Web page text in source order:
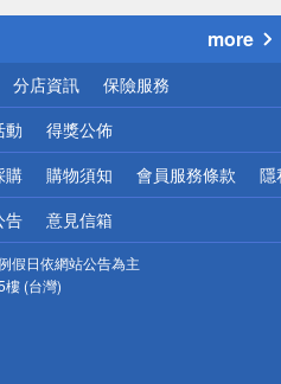
心！
more
分店資訊 保險服務
動 得獎公佈
購 購物須知 會員服務條款 隱
告 意見信箱
假日依網站公告為主
樓 (台灣)